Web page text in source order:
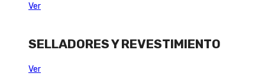
Ver
SELLADORES Y REVESTIMIENTO
Ver